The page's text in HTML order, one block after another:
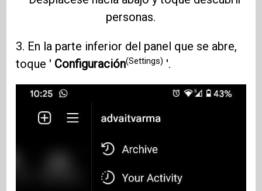
3. En la parte inferior del panel que se abre,
toque ' Configuración(Settings) '.